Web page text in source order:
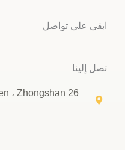
ابقى على تواصل
تصل إلينا